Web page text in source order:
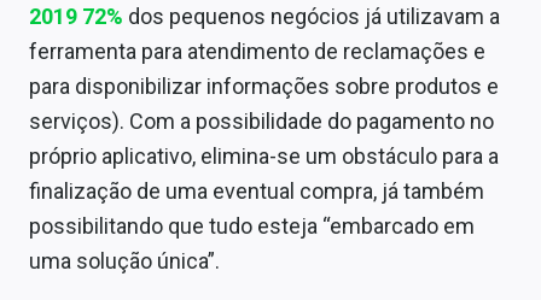
2019 72% dos pequenos negócios já utilizavam a
ferramenta para atendimento de reclamações e
para disponibilizar informações sobre produtos e
serviços). Com a possibilidade do pagamento no
próprio aplicativo, elimina-se um obstáculo para a
finalização de uma eventual compra, já também
possibilitando que tudo esteja “embarcado em
uma solução única”.